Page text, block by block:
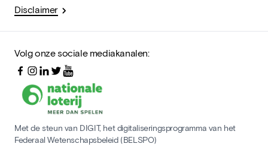
Disclaimer
Volg onze sociale mediakanalen:
Met de steun van DIGIT, het digitaliseringsprogramma van het
Federaal Wetenschapsbeleid (BELSPO)